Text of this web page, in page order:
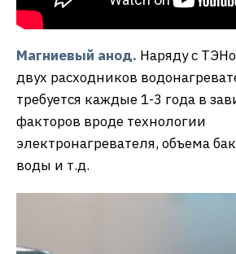
Магниевый анод. Наряду с
двух расходников
требуется каждые 1-3 года в
факторов вроде технологии
электронагревателя, объема
воды и т.д.